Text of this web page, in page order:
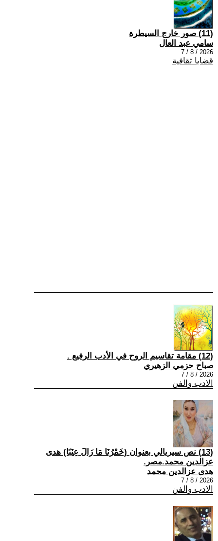
(11) صور خارج السيطرة
سامي عبد العال
2026 / 8 / 7
قضايا ثقافية
(12) مقامة تقاسيم الروح في الأدب الرفيع .
صباح حزمي الزهيري
2026 / 8 / 7
الادب والفن
(13) نص سيريالي بعنوان (خَمْرُنَا مَا زَالَ عِنَبًا) هدى
عزالدين محمد.مصر.
هدى عزالدين محمد
2026 / 8 / 7
الادب والفن